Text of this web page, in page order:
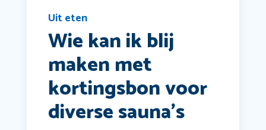
Uit eten
Wie kan ik blij
maken met
kortingsbon voor
diverse sauna’s